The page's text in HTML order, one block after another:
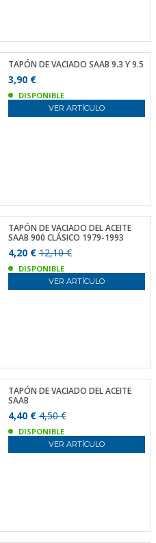
TAPÓN DE VACIADO SAAB 9.3 Y 9.5
3,90 €
DISPONIBLE
VER ARTÍCULO
TAPÓN DE VACIADO DEL ACEITE
SAAB 900 CLÁSICO 1979-1993
4,20 €12,10 €
DISPONIBLE
VER ARTÍCULO
TAPÓN DE VACIADO DEL ACEITE
SAAB
4,40 €4,50 €
DISPONIBLE
VER ARTÍCULO